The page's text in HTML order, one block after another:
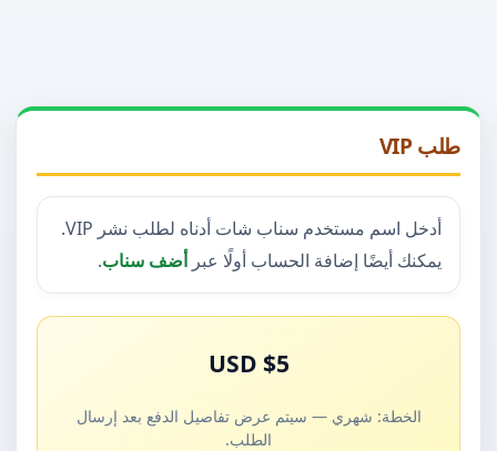
طلب VIP
أدخل اسم مستخدم سناب شات أدناه لطلب نشر VIP.
يمكنك أيضًا إضافة الحساب أولًا عبرأضف سناب.
$5 USD
الخطة: شهري — سيتم عرض تفاصيل الدفع بعد إرسال
الطلب.